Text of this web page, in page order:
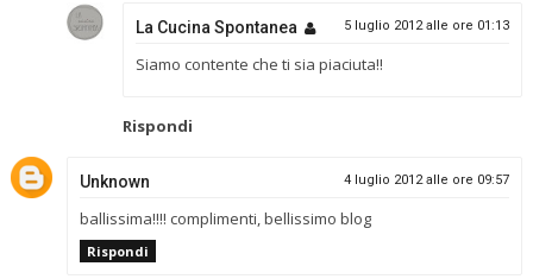
La Cucina Spontanea 5 luglio 2012 alle ore 01:13
Siamo contente che ti sia piaciuta!!
Rispondi
Unknown 4 luglio 2012 alle ore 09:57
ballissima!!!! complimenti, bellissimo blog
Rispondi